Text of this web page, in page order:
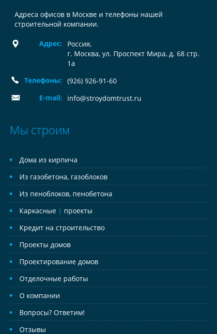
Адреса офисов в Москве и телефоны нашей
строительной компании.
Адрес: Россия,
г. Москва, ул. Проспект Мира, д. 68 стр.
1а
Телефоны:
(926) 926-91-60
E-mail:
info@stroydomtrust.ru
Мы строим
Дома из кирпича
Из газобетона, газоблоков
Из пеноблоков, пенобетона
Каркасные | проекты
Кредит на строительство
Проекты домов
Проектирование домов
Отделочные работы
О компании
Вопросы? Ответим!
Отзывы